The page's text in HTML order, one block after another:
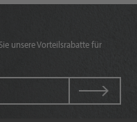
unsere Vorteilsrabatte für